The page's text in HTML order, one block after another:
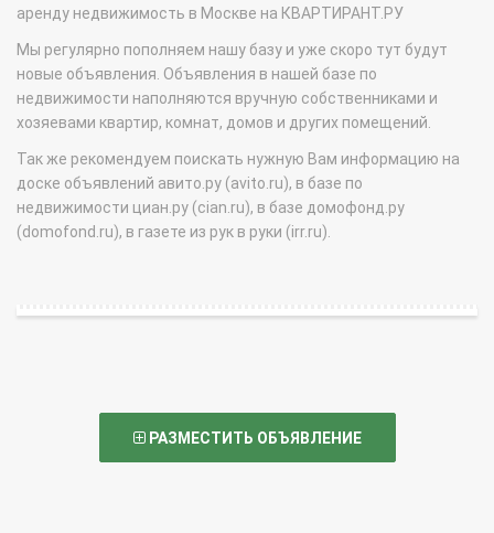
аренду недвижимость в Москве на КВАРТИРАНТ.РУ
Мы регулярно пополняем нашу базу и уже скоро тут будут
новые объявления. Объявления в нашей базе по
недвижимости наполняются вручную собственниками и
хозяевами квартир, комнат, домов и других помещений.
Так же рекомендуем поискать нужную Вам информацию на
доске объявлений авито.ру (avito.ru), в базе по
недвижимости циан.ру (cian.ru), в базе домофонд.ру
(domofond.ru), в газете из рук в руки (irr.ru).
РАЗМЕСТИТЬ ОБЪЯВЛЕНИЕ